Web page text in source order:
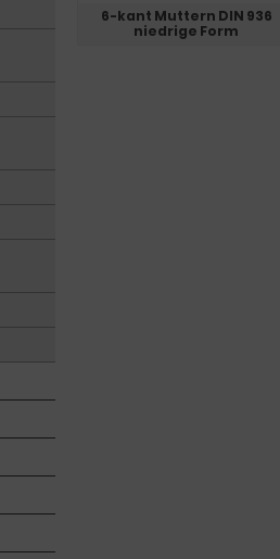
6-kant Muttern DIN 936
niedrige Form